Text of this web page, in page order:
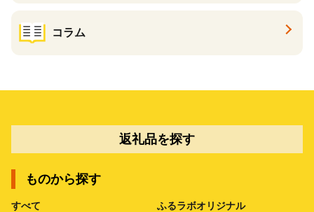
コラム
返礼品を探す
ものから探す
すべて ふるラボオリジナル